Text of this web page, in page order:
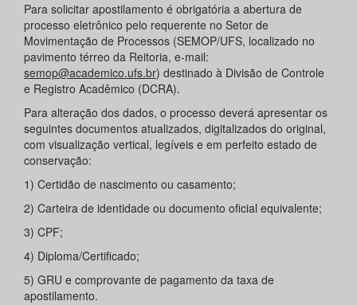
Para solicitar apostilamento é obrigatória a abertura de
processo eletrônico pelo requerente no Setor de
Movimentação de Processos (SEMOP/UFS, localizado no
pavimento térreo da Reitoria, e-mail:
semop@academico.ufs.br) destinado à Divisão de Controle
e Registro Acadêmico (DCRA).
Para alteração dos dados, o processo deverá apresentar os
seguintes documentos atualizados, digitalizados do original,
com visualização vertical, legíveis e em perfeito estado de
conservação:
1) Certidão de nascimento ou casamento;
2) Carteira de identidade ou documento oficial equivalente;
3) CPF;
4) Diploma/Certificado;
5) GRU e comprovante de pagamento da taxa de
apostilamento.